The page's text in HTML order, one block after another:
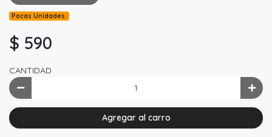
Pocas Unidades.
$ 590
CANTIDAD
Agregar al carro